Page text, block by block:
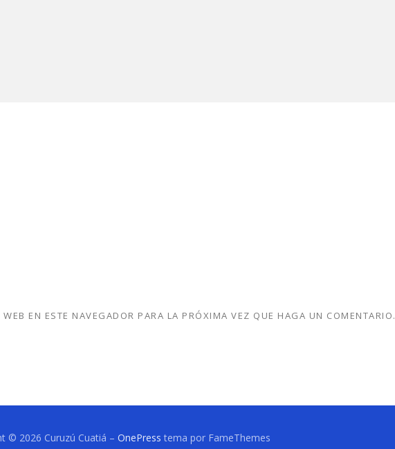
EN ESTE NAVEGADOR PARA LA PRÓXIMA VEZ QUE HAGA UN COMENTARIO.
© 2026 Curuzú Cuatiá – OnePress tema por FameThemes